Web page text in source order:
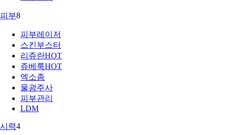
피부8
피부레이저
스킨부스터
리쥬란HOT
쥬베룩HOT
엑소좀
물광주사
피부관리
LDM
시력4